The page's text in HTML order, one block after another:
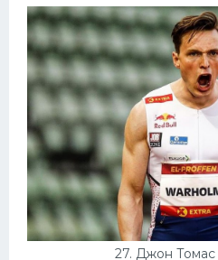
27. Джон Томас